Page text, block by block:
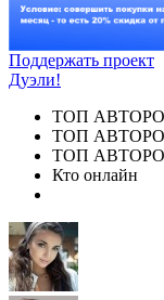
Поддержать проект
Дуэли!
ТОП
ТОП
ТОП
Кто онлайн